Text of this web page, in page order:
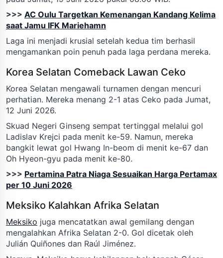
>>> AC Oulu Targetkan Kemenangan Kandang Kelima
saat Jamu IFK Mariehamn
Laga ini menjadi krusial setelah kedua tim berhasil
mengamankan poin penuh pada laga perdana mereka.
Korea Selatan Comeback Lawan Ceko
Korea Selatan mengawali turnamen dengan mencuri
perhatian. Mereka menang 2-1 atas Ceko pada Jumat,
12 Juni 2026.
Skuad Negeri Ginseng sempat tertinggal melalui gol
Ladislav Krejci pada menit ke-59. Namun, mereka
bangkit lewat gol Hwang In-beom di menit ke-67 dan
Oh Hyeon-gyu pada menit ke-80.
>>> Pertamina Patra Niaga Sesuaikan Harga Pertamax
per 10 Juni 2026
Meksiko Kalahkan Afrika Selatan
Meksiko juga mencatatkan awal gemilang dengan
mengalahkan Afrika Selatan 2-0. Gol dicetak oleh
Julián Quiñones dan Raúl Jiménez.